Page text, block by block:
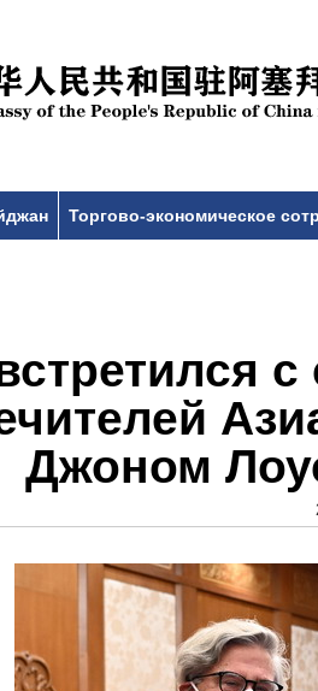
Торгово-экономическое
Джоном